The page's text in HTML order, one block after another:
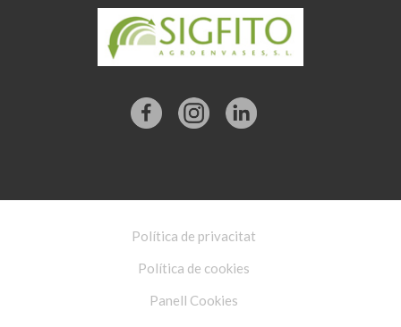
Política de privacitat
Política de cookies
Panell Cookies